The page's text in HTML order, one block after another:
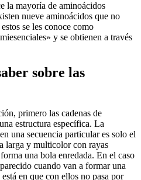
la mayoría de aminoácidos
nueve aminoácidos que no
se les conoce como
y se obtienen a través
sobre las
primero las cadenas de
estructura específica. La
una secuencia particular es solo el
larga y multicolor con rayas
una bola enredada. En el caso
cuando van a formar una
en que con ellos no pasa por